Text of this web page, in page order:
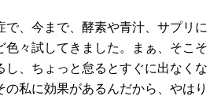
で、今まで、酵素や青汁、サプリに
色々試してきました。まぁ、そこそ
し、ちょっと怠るとすぐに出なくな
の私に効果があるんだから、やはり